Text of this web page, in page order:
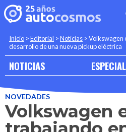
Inicio >Editorial >Noticias >Volkswagen
desarrollo de una nueva pickup eléctrica
NOTICIAS
NOVEDADES
Volkswagen